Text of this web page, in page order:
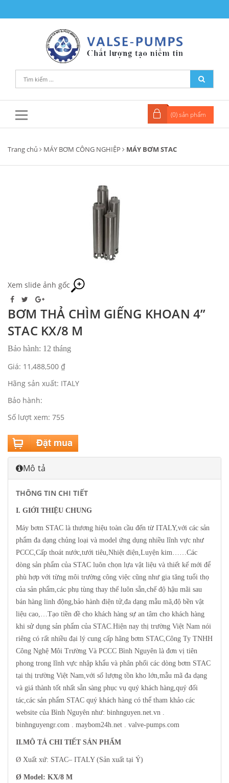
(0) sản phẩm
Trang chủ MÁY BƠM CÔNG NGHIỆP MÁY BƠM STAC
Xem slide ảnh gốc
BƠM THẢ CHÌM GIẾNG KHOAN 4”
STAC KX/8 M
Bảo hành: 12 tháng
Giá: 11,488,500 ₫
Hãng sản xuất: ITALY
Bảo hành:
Số lượt xem: 755
Mô tả
THÔNG TIN CHI TIẾT
I. GIỚI THIỆU CHUNG
Máy bơm STAC là thương hiệu toàn cầu đến từ ITALY,với các sản
phẩm đa dạng chủng loại và model ứng dụng nhiều lĩnh vực như
PCCC,Cấp thoát nước,tưới tiêu,Nhiệt điện,Luyện kim……Các
dòng sản phẩm của STAC luôn chọn lựa vật liệu và thiết kế mới để
phù hợp với từng môi trường công việc cũng như gia tăng tuổi thọ
của sản phẩm,các phụ tùng thay thế luôn sẵn,chế độ hậu mãi sau
bán hàng linh động,bảo hành điện tử,đa dạng mẫu mã,độ bền vật
liệu cao,…Tạo tiền đề cho khách hàng sự an tâm cho khách hàng
khi sử dụng sản phẩm của STAC.Hiện nay thị trường Việt Nam nói
riêng có rất nhiều đại lý cung cấp hãng bơm STAC,Công Ty TNHH
Công Nghệ Môi Trường Và PCCC Bình Nguyên là đơn vị tiên
phong trong lĩnh vực nhập khẩu và phân phối các dòng bơm STAC
tại thị trường Việt Nam,với số lượng tồn kho lớn,mẫu mã đa dạng
và giá thành tốt nhất sẵn sàng phục vụ quý khách hàng,quý đối
tác,các sản phẩm STAC quý khách hàng có thể tham khảo các
website của Bình Nguyên như: binhnguyen.net.vn .
binhnguyengr.com . maybom24h.net . valve-pumps.com
II.MÔ TẢ CHI TIẾT SẢN PHẨM
Ø Xuất xứ: STAC– ITALY (Sản xuất tại Ý)
Ø Model: KX/8 M